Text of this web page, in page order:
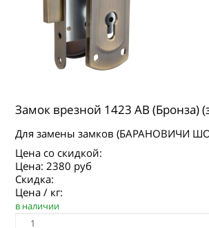
Замок врезной 1423 AB (Бронза)
Для замены замков (БАРАНОВИЧИ
Цена со скидкой:
Цена:2380 руб
Скидка:
Цена / кг:
в наличии